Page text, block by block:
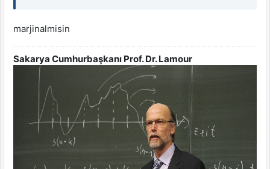
marjinalmisin
Sakarya Cumhurbaşkanı Prof. Dr. Lamour